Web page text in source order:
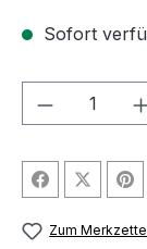
Sofort
Produkt
Zum